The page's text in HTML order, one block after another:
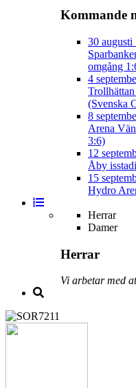
Kommande
30 augusti
omgång
4
(Svenska
8
Arena
3:6)
12
Åby
15
Hydro
Herrar
Damer
Herrar
Vi arbetar med